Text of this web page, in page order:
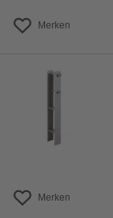
Merken
Merken